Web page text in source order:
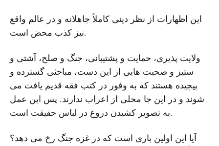
این اظهارات از نظر دینی کاملاً جاهلانه و در عالم واقع
نیز کذب محض است.
ولایت پذیری، حمایت و پشتیبانی، جنگ و صلح، آشتی و
ستیز و صحبت هایی از این دست، مباحثی گسترده و
پیچیده هستند که به وفور در کتب فقه قدیم یافت می
شوند و در این جا محلی از اعراب ندارند. پس این عمل
به تصویر کشیدن دروغ در لباس حقیقت است.
آیا این اولین باری است که در غزه جنگ رخ می دهد؟